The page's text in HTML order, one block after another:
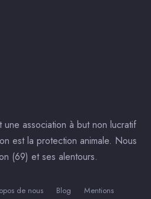
une association à but non lucratif
est la protection animale. Nous
(69) et ses alentours.
de nous Blog
Mentions